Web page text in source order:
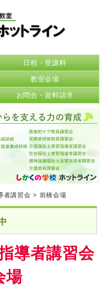
日程・受講料
教室会場
お問合・資料請求
者講習会 > 前橋会場
導者講習会
場